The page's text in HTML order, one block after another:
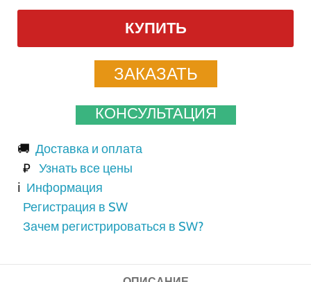
КУПИТЬ
ЗАКАЗАТЬ
КОНСУЛЬТАЦИЯ
🚚 Доставка и оплата
₽ Узнать все цены
ℹ️ Информация
Регистрация в SW
Зачем регистрироваться в SW?